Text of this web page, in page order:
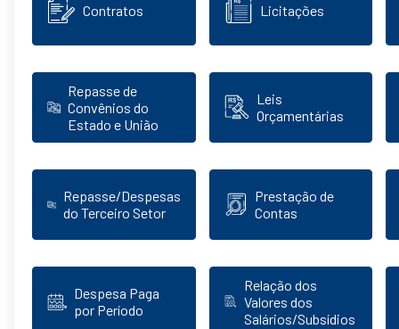
Contratos Licitações
Repasse de
Convênios do
Estado e União
Leis
Orçamentárias
Repasse/Despesas
do Terceiro Setor
Prestação de
Contas
Despesa Paga
por Período
Relação dos
Valores dos
Salários/Subsídios